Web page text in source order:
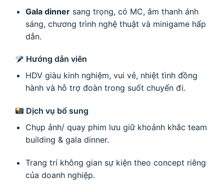
Gala dinnersang trọng, có MC, âm thanh ánh
sáng, chương trình nghệ thuật và minigame hấp
dẫn.
Hướng dẫn viên
HDV giàu kinh nghiệm, vui vẻ, nhiệt tình đồng
hành và hỗ trợ đoàn trong suốt chuyến đi.
Dịch vụ bổ sung
Chụp ảnh/ quay phim lưu giữ khoảnh khắc team
building & gala dinner.
Trang trí không gian sự kiện theo concept riêng
của doanh nghiệp.